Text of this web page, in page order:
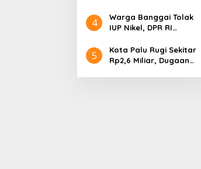
Evergreen Industri
Audiensi dengan
4
Warga Banggai Tolak
IUP Nikel, DPR RI
5
Kota Palu Rugi Sekitar
Rp2,6 Miliar, Dugaan